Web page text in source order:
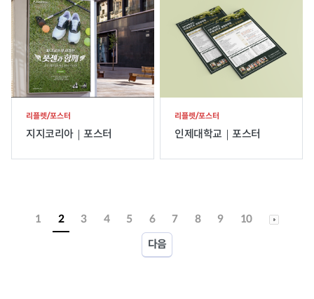
리플렛/포스터
지지코리아｜포스터
리플렛/포스터
인제대학교｜포스터
1 2 3 4 5 6 7 8 9
10
다음